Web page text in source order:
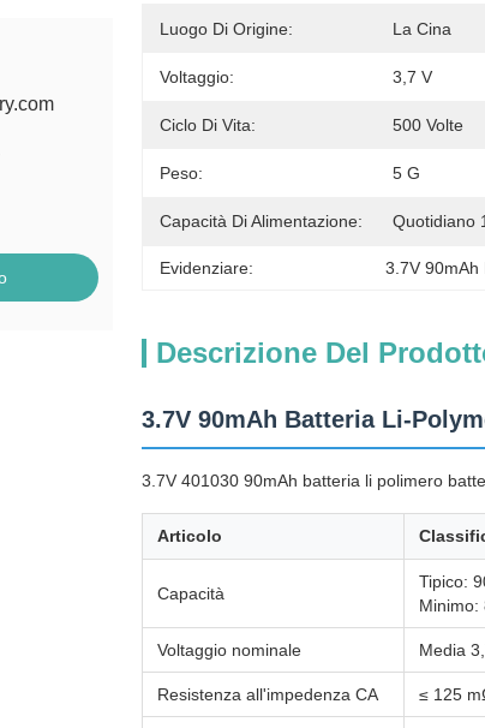
Luogo Di Origine: La Cina
Voltaggio: 3,7 V
Ciclo Di Vita: 500 Volte
Peso: 5 G
Capacità Di Alimentazione: Quotidiano
Evidenziare: 3.7V 90mAh
Descrizione Del
3.7V 90mAh Batteria Li-
3.7V 401030 90mAh batteria li polimero
Articolo
Capacità
Tipico:
Minimo:
Voltaggio nominale Media
Resistenza all'impedenza CA ≤ 125